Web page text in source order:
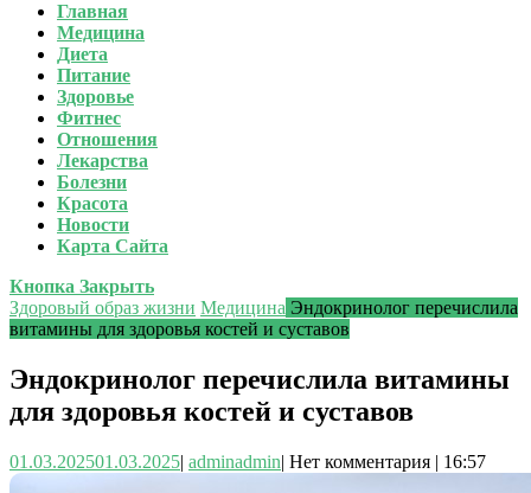
Главная
Медицина
Диета
Питание
Здоровье
Фитнес
Отношения
Лекарства
Болезни
Красота
Новости
Карта Сайта
Кнопка Закрыть
Здоровый образ жизни Медицина Эндокринолог перечислила
витамины для здоровья костей и суставов
Эндокринолог перечислила витамины
для здоровья костей и суставов
01.03.202501.03.2025| adminadmin| Нет комментария | 16:57